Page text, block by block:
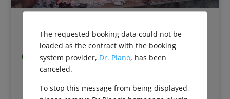
Ferienprogramm
+++++++ Ab 15.01.2026 (12:00 Uhr) online
The requested booking data could not be
loaded as the contract with the booking
system provider, Dr. Plano, has been
canceled.
To stop this message from being displayed,